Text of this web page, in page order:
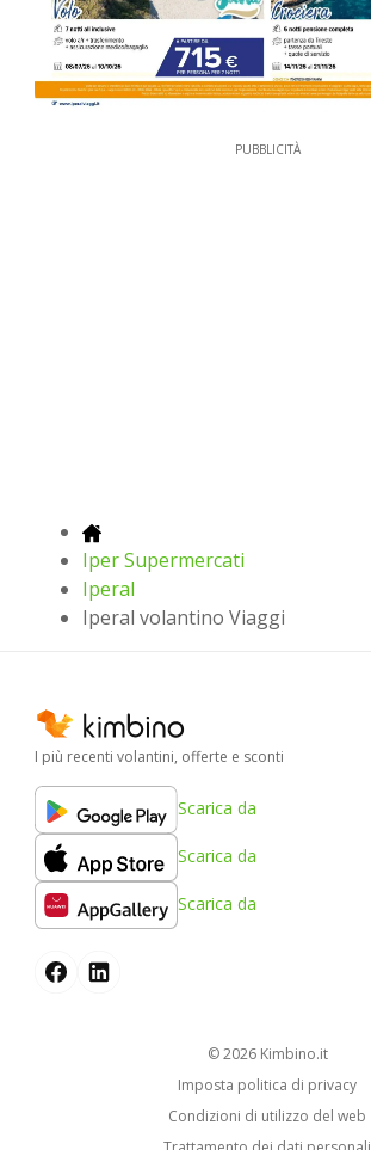
PUBBLICITÀ
Iper Supermercati
Iperal
Iperal volantino Viaggi
I più recenti volantini, offerte e sconti
Scarica da
Scarica da
Scarica da
© 2026 kimbino.it
Imposta politica di privacy
Condizioni di utilizzo del web